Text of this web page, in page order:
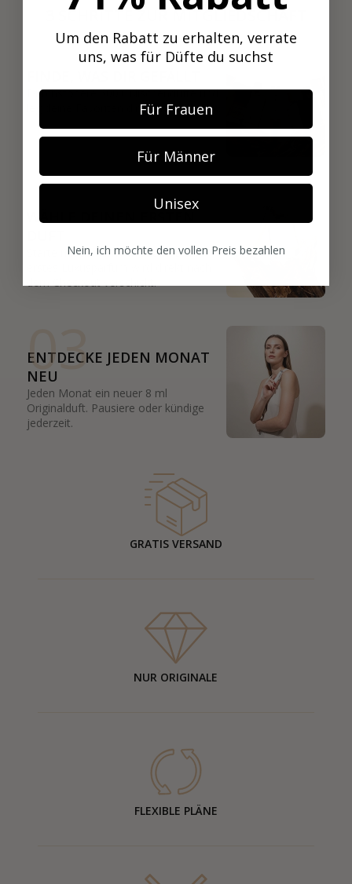
3 SCHRITTE ZUR MITGLIEDSCHAFT
01
Durchstöbere 600+ Nischendüfte und
leg deine Favoriten direkt in deine Box.
02
WÄHLE DEINEN ERSTEN
Starte mit deinem Favoriten. Dein
03
ENTDECKE JEDEN MONAT
NEU
Jeden Monat ein neuer 8 ml
Originalduft. Pausiere oder kündige
jederzeit.
GRATIS VERSAND
NUR ORIGINALE
FLEXIBLE PLÄNE
Um den Rabatt zu erhalten, verrate
uns, was für Düfte du suchst
Für Frauen
Für Männer
Unisex
Nein, ich möchte den vollen Preis bezahlen